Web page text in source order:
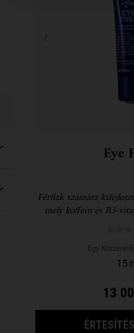
Eye
Férfiak számára
mely koffein és B3-
Egy
15
13